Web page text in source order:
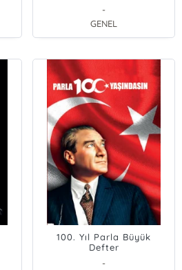
-
GENEL
100. Yıl Parla Büyük
Defter
-